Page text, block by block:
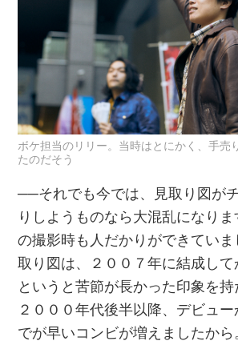
ボケ担当のリリー。当時はとにかく、手売
たのだそう
──それでも今では、見取り図が
りしようものなら大混乱になり
の撮影時も人だかりができてい
取り図は、２００７年に結成し
というと苦節が長かった印象を持
２０００年代後半以降、デビュ
でが早いコンビが増えましたから